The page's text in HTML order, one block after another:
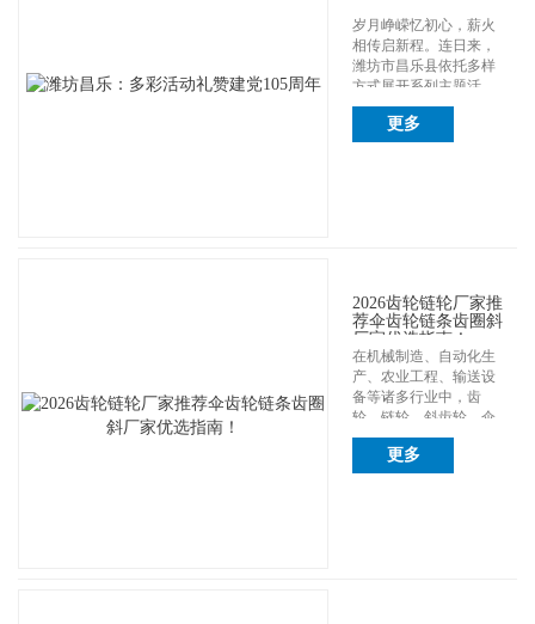
岁月峥嵘忆初心，薪火
相传启新程。连日来，
潍坊市昌乐县依托多样
方式展开系列主题活
动，庆祝我国建立1...
更多
2026齿轮链轮厂家推
荐伞齿轮链条齿圈斜
厂家优选指南！
在机械制造、自动化生
产、农业工程、输送设
备等诸多行业中，齿
轮、链轮、斜齿轮、伞
齿轮、齿圈、链条等...
更多